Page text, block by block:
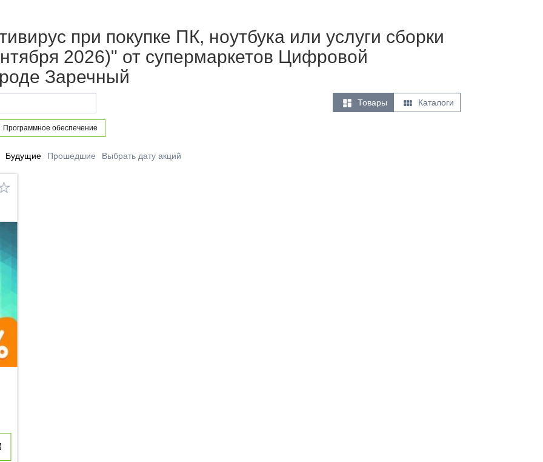
при покупке ПК, ноутбука или услуги сборки
2026)" от супермаркетов Цифровой
Заречный
 Товары  Каталоги
Программное обеспечение
Будущие Прошедшие Выбрать дату акций